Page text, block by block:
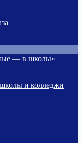
— в школы»
и колледжи